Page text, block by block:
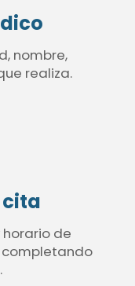
nombre,
realiza.
cita
horario de